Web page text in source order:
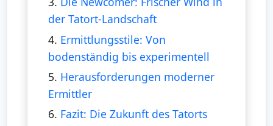
der Tatort-Landschaft
4. Ermittlungsstile: Von
bodenständig bis experimentell
5. Herausforderungen moderner
Ermittler
6. Fazit: Die Zukunft des Tatorts